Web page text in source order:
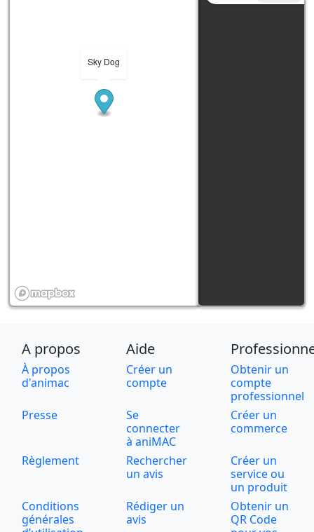
Sky Dog
A propos Aide
À propos
d'animac
Créer un
compte
Obtenir un
compte
professionnel
Presse
Se
connecter
à aniMAC
Créer un
commerce
Règlement
Rechercher
un avis
Créer un
service ou
un produit
Conditions
générales
Rédiger un
avis
Obtenir un
QR Code